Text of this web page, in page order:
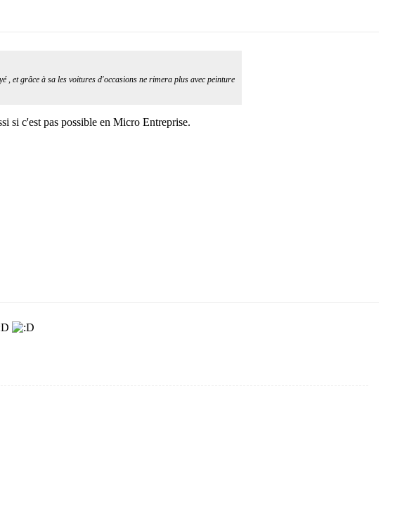
, et grâce à sa les voitures d'occasions ne rimera plus avec peinture
si c'est pas possible en Micro Entreprise.